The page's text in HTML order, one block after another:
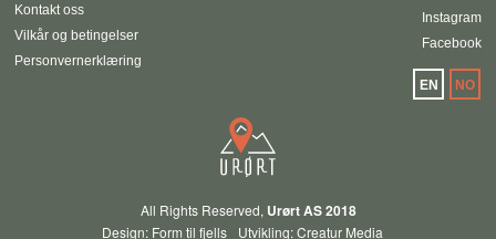
Kontakt oss
Vilkår og betingelser
Personvernerklæring
All Rights Reserved, Urørt AS 2018
Design: Form til fjells Utvikling: Creatur Media
Instagram
Facebook
EN NO